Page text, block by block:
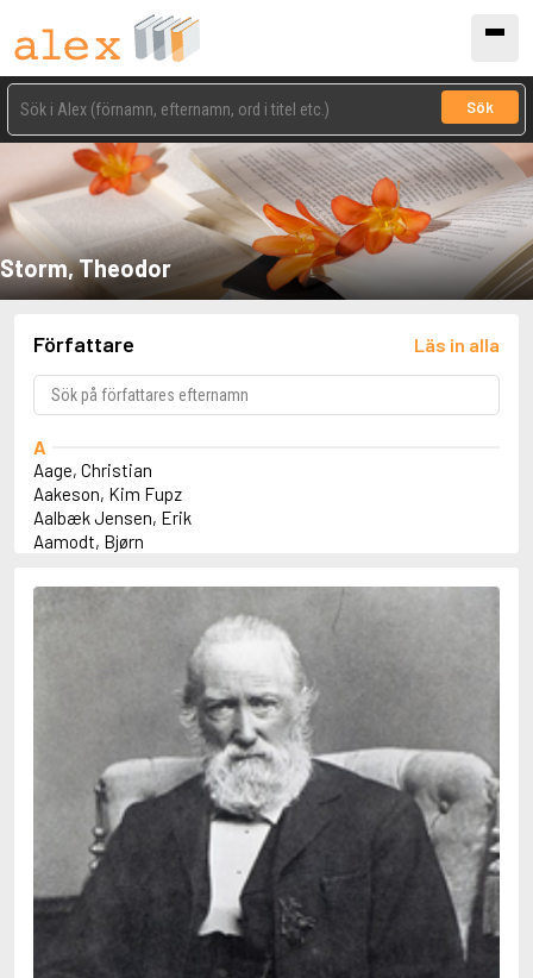
Sök
Storm, Theodor
Författare Läs in alla
A
Aage, Christian
Aakeson, Kim Fupz
Aalbæk Jensen, Erik
Aamodt, Bjørn
Abbey, Kieran
Abdel-Fattah, Randa
Abedi, Isabel
Abele, Inga
Abgarjan, Narine
Abish, Walter
Aboulela, Leila
Abrahams, Peter (f. 1919)
Abrahams, Peter (f. 1947)
Abse, Dannie
Abu-Jaber, Diana